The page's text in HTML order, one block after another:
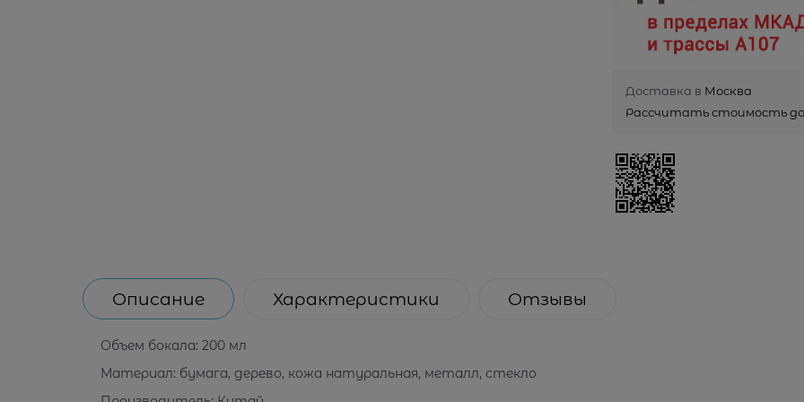
Доставка в Москва
Рассчитать стоимость
Описание Характеристики Отзывы
Объем бокала: 200 мл
Материал: бумага, дерево, кожа натуральная, металл, стекло